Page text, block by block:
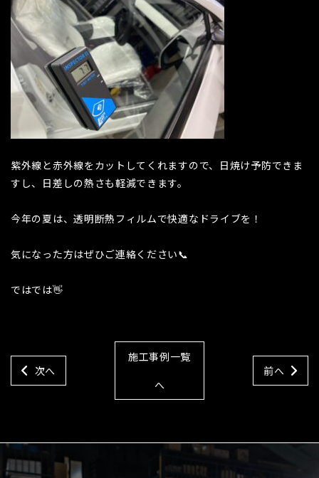
紫外線と赤外線をカットしてくれますので、日焼け予防できま
すし、日差しの熱さも軽減できます。
今年の夏は、透明断熱フィルムで快適なドライブを！
気になった方はぜひご連絡ください📞
ではでは👋
次へ
施工事例一覧
へ
前へ